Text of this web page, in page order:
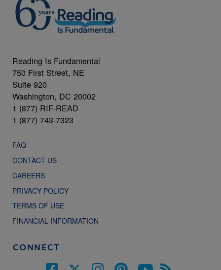
Reading Is Fundamental
750 First Street, NE
Suite 920
Washington, DC 20002
1 (877) RIF-READ
1 (877) 743-7323
FAQ
CONTACT US
CAREERS
PRIVACY POLICY
TERMS OF USE
FINANCIAL INFORMATION
CONNECT